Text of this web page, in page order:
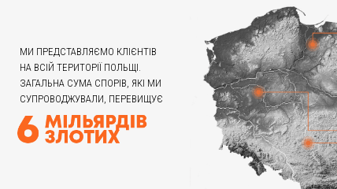
МИ ПРЕДСТАВЛЯЄМО КЛІЄНТІВ
НА ВСІЙ ТЕРИТОРІЇ ПОЛЬЩІ.
ЗАГАЛЬНА СУМА СПОРІВ, ЯКІ МИ
СУПРОВОДЖУВАЛИ, ПЕРЕВИЩУЄ